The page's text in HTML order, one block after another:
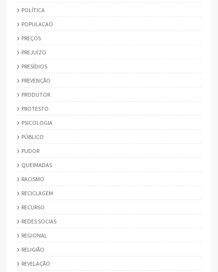
POLÍTICA
POPULACAO
PREÇOS
PREJUÍZO
PRESÍDIOS
PREVENÇÃO
PRODUTOR
PROTESTO
PSICOLOGIA
PÚBLICO
PUDOR
QUEIMADAS
RACISMO
RECICLAGEM
RECURSO
REDES SOCIAS
REGIONAL
RELIGIÃO
REVELAÇÃO